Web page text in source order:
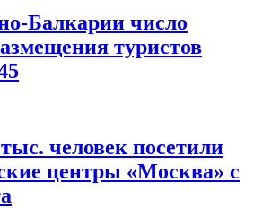
Балкарии число
туристов
человек посетили
центры «Москва» с